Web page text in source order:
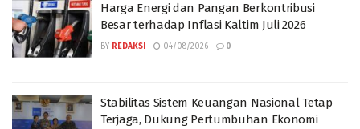
Harga Energi dan Pangan Berkontribusi
Besar terhadap Inflasi Kaltim Juli 2026
BY REDAKSI 04/08/2026 0
Stabilitas Sistem Keuangan Nasional Tetap
Terjaga, Dukung Pertumbuhan Ekonomi